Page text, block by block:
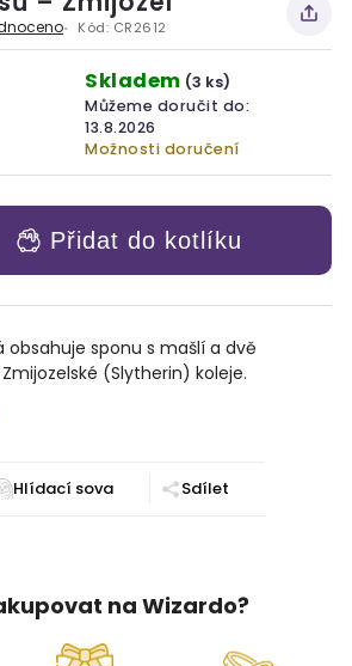
Kód: CR2612
Skladem (3 ks)
Můžeme doručit do:
13.8.2026
Možnosti doručení
Přidat do kotlíku
obsahuje sponu s mašlí a dvě
(Slytherin) koleje.
Sdílet
na Wizardo?